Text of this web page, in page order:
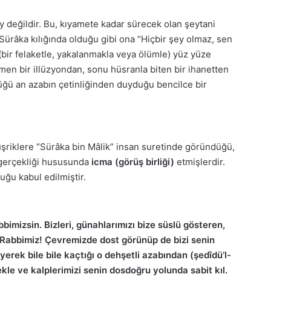
değildir. Bu, kıyamete kadar sürecek olan şeytani
kılığında olduğu gibi ona “Hiçbir şey olmaz, sen
felaketle, yakalanmakla veya ölümle) yüz yüze
bir illüzyondan, sonu hüsranla biten bir ihanetten
an azabın çetinliğinden duyduğu bencilce bir
“Sürâka bin Mâlik” insan suretinde göründüğü,
hususunda icma (görüş birliği) etmişlerdir.
kabul edilmiştir.
Bizleri, günahlarımızı bize süslü gösteren,
Çevremizde dost görünüp de bizi senin
bile bile kaçtığı o dehşetli azabından (şedîdü’l-
ve kalplerimizi senin dosdoğru yolunda sabit kıl.